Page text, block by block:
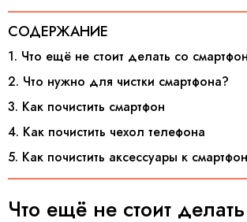
СОДЕРЖАНИЕ
1. Что ещё не стоит делать со
2. Что нужно для чистки смартфона?
3. Как почистить смартфон
4. Как почистить чехол телефона
5. Как почистить аксессуары к
Что ещё не стоит